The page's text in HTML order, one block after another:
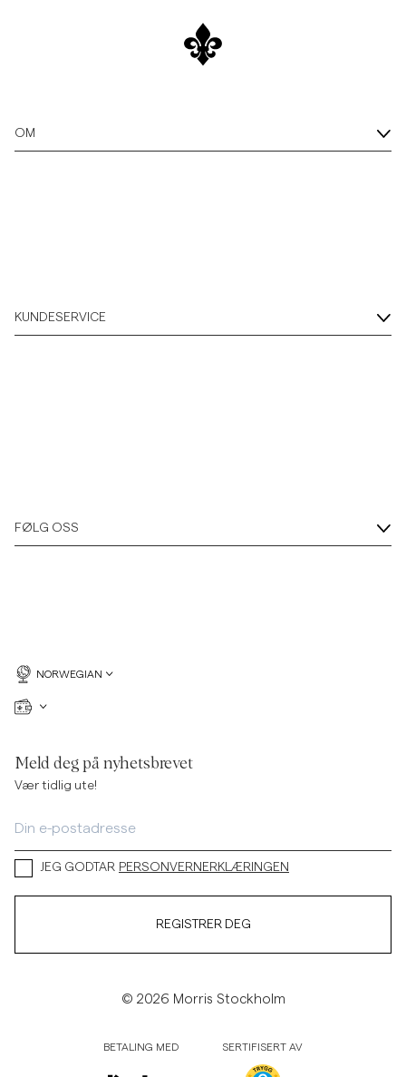
OM
KUNDESERVICE
FØLG OSS
NORWEGIAN
Meld deg på nyhetsbrevet
Vær tidlig ute!
JEG GODTAR PERSONVERNERKLÆRINGEN
REGISTRER DEG
© 2026 Morris Stockholm
BETALING MED SERTIFISERT AV